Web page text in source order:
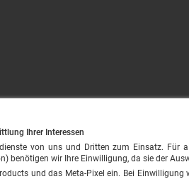
Ihrer Interessen
von uns und Dritten zum Einsatz. Für
benötigen wir Ihre Einwilligung, da sie der
und das Meta-Pixel ein. Bei